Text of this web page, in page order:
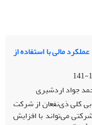
مالی با استفاده از
جواد اردشیری
کلی ذی‌نفعان از شرکت
می‌تواند با افزایش